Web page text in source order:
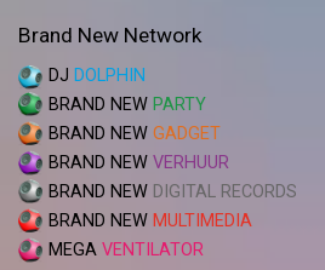
Brand New Network
DJ DOLPHIN
BRAND NEW PARTY
BRAND NEW GADGET
BRAND NEW VERHUUR
BRAND NEW DIGITAL RECORDS
BRAND NEW MULTIMEDIA
MEGA VENTILATOR